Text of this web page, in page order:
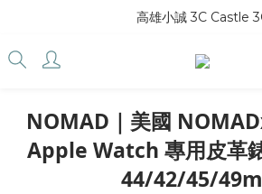
高雄小誠 3C Castle
NOMAD｜美國
Apple Watch 專用皮革
44/42/45/